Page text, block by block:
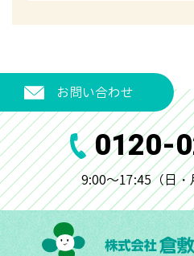
お問い合わせ
0120-
9:00～17:45（日